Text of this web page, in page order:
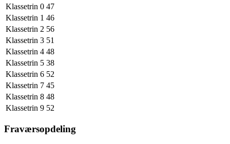
Klassetrin 0 47
Klassetrin 1 46
Klassetrin 2 56
Klassetrin 3 51
Klassetrin 4 48
Klassetrin 5 38
Klassetrin 6 52
Klassetrin 7 45
Klassetrin 8 48
Klassetrin 9 52
Fraværsopdeling